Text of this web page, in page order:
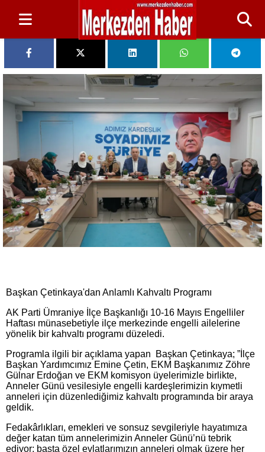
Başkan Çetinkaya'dan Anlamlı Kahvaltı Programı
AK Parti Ümraniye İlçe Başkanlığı 10-16 Mayıs Engelliler
Haftası münasebetiyle ilçe merkezinde engelli ailelerine
yönelik bir kahvaltı programı düzeledi.
Programla ilgili bir açıklama yapan Başkan Çetinkaya; ”İlçe
Başkan Yardımcımız Emine Çetin, EKM Başkanımız Zöhre
Gülnar Erdoğan ve EKM komisyon üyelerimizle birlikte,
Anneler Günü vesilesiyle engelli kardeşlerimizin kıymetli
anneleri için düzenlediğimiz kahvaltı programında bir araya
geldik.
Fedakârlıkları, emekleri ve sonsuz sevgileriyle hayatımıza
değer katan tüm annelerimizin Anneler Günü’nü tebrik
ediyor; başta özel evlatlarımızın anneleri olmak üzere her